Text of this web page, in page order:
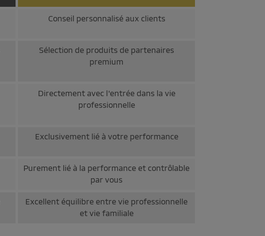
Conseil personnalisé aux clients
Sélection de produits de partenaires
premium
Directement avec l'entrée dans la vie
professionnelle
Exclusivement lié à votre performance
Purement lié à la performance et contrôlable
par vous
Excellent équilibre entre vie professionnelle
et vie familiale